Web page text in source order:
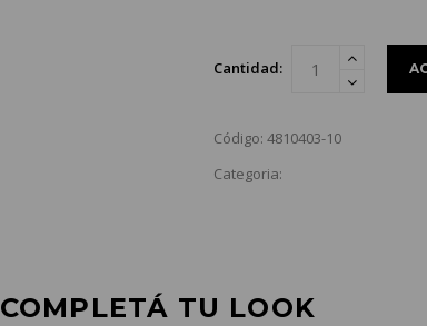
Cantidad:
Código: 4810403-10
Categoria:
COMPLETÁ TU LOOK